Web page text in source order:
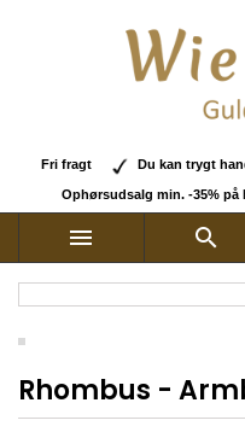
Fri fragt Du kan trygt
Ophørsudsalg min. -35% på
 
Rhombus -